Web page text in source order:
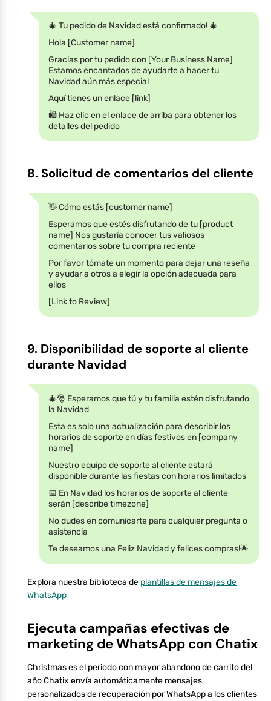
🎄 Tu pedido de Navidad está confirmado! 🎄
Hola [Customer name]
Gracias por tu pedido con [Your Business Name]
Estamos encantados de ayudarte a hacer tu
Navidad aún más especial
Aquí tienes un enlace [link]
🛍️ Haz clic en el enlace de arriba para obtener los
detalles del pedido
8. Solicitud de comentarios del cliente
👋 Cómo estás [customer name]
Esperamos que estés disfrutando de tu [product
name] Nos gustaría conocer tus valiosos
comentarios sobre tu compra reciente
Por favor tómate un momento para dejar una reseña
y ayudar a otros a elegir la opción adecuada para
ellos
[Link to Review]
9. Disponibilidad de soporte al cliente
durante Navidad
🎄🎅 Esperamos que tú y tu familia estén disfrutando
la Navidad
Esta es solo una actualización para describir los
horarios de soporte en días festivos en [company
name]
Nuestro equipo de soporte al cliente estará
disponible durante las fiestas con horarios limitados
📅 En Navidad los horarios de soporte al cliente
serán [describe timezone]
No dudes en comunicarte para cualquier pregunta o
asistencia
Te deseamos una Feliz Navidad y felices compras!🌟
Explora nuestra biblioteca de plantillas de mensajes de
WhatsApp
Ejecuta campañas efectivas de
marketing de WhatsApp con Chatix
Christmas es el periodo con mayor abandono de carrito del
año Chatix envía automáticamente mensajes
personalizados de recuperación por WhatsApp a los clientes